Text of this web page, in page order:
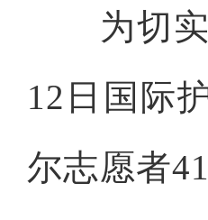
为切实
12日国际
尔志愿者